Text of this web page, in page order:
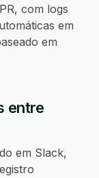
com logs
em
em
entre
em Slack,